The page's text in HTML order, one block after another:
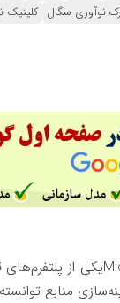
نوآوری سگال کلینیک
یکی از
منابع